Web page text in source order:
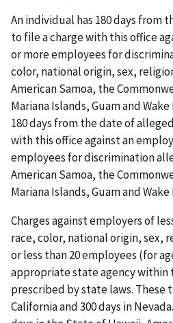
An individual has 180 days from
to file a charge with this office
or more employees for
color, national origin, sex,
American Samoa, the
Mariana Islands, Guam and
180 days from the date of
with this office against an
employees for discrimination
American Samoa, the
Mariana Islands, Guam and Wake
Charges against employers of
race, color, national origin, sex,
or less than 20 employees (for
appropriate state agency
prescribed by state laws. These
California and 300 days in